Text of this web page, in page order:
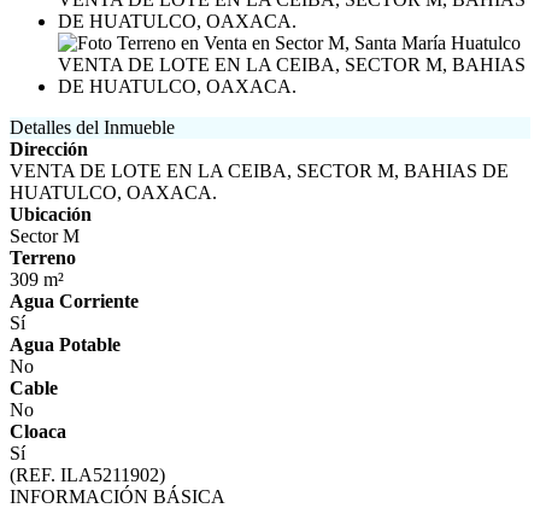
Detalles del Inmueble
Dirección
VENTA DE LOTE EN LA CEIBA, SECTOR M, BAHIAS DE
HUATULCO, OAXACA.
Ubicación
Sector M
Terreno
309 m²
Agua Corriente
Sí
Agua Potable
No
Cable
No
Cloaca
Sí
(REF. ILA5211902)
INFORMACIÓN BÁSICA